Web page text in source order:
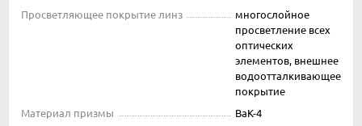
Просветляющее покрытие линз
многослойное
просветление всех
оптических
элементов, внешнее
водоотталкивающее
покрытие
Материал призмы
BaK-4